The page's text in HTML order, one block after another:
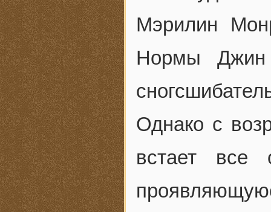
Мэрилин
Нормы Джин
Однако с
встает все